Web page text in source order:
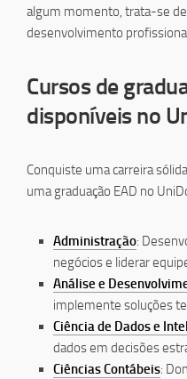
algum momento, trata-se
desenvolvimento
Cursos de
disponíveis no
Conquiste uma carreira
uma graduação EAD no
Administração:
negócios e liderar
Análise e
implemente soluções
Ciência de Dados e
dados em decisões
Ciências Contábeis: